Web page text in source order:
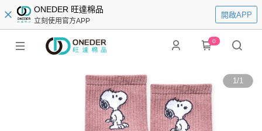
ONEDER 旺達棉品
立刻使用官方APP
開啟APP
0
1/1